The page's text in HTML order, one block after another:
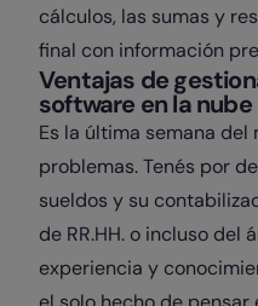
cálculos, las sumas y
final con información
Ventajas de
software en la nube
Es la última semana del
problemas. Tenés por
sueldos y su
de RR.HH. o incluso del
experiencia y